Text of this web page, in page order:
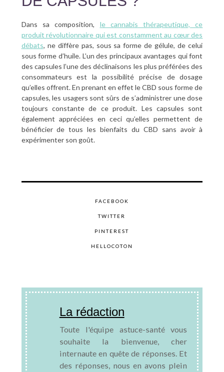
Dans sa composition, le cannabis thérapeutique, ce
produit révolutionnaire qui est constamment au cœur des
débats, ne diffère pas, sous sa forme de gélule, de celui
sous forme d’huile. L’un des principaux avantages qui font
des capsules l’une des déclinaisons les plus préférées des
consommateurs est la possibilité précise de dosage
qu’elles offrent. En prenant en effet le CBD sous forme de
capsules, les usagers sont sûrs de s’administrer une dose
toujours constante de ce produit. Les capsules sont
également appréciées en ceci qu’elles permettent de
bénéficier de tous les bienfaits du CBD sans avoir à
expérimenter son goût.
FACEBOOK
TWITTER
PINTEREST
HELLOCOTON
La rédaction
Toute l'équipe astuce-santé vous
souhaite la bienvenue, cher
internaute en quête de réponses. Et
des réponses, nous en avons plein